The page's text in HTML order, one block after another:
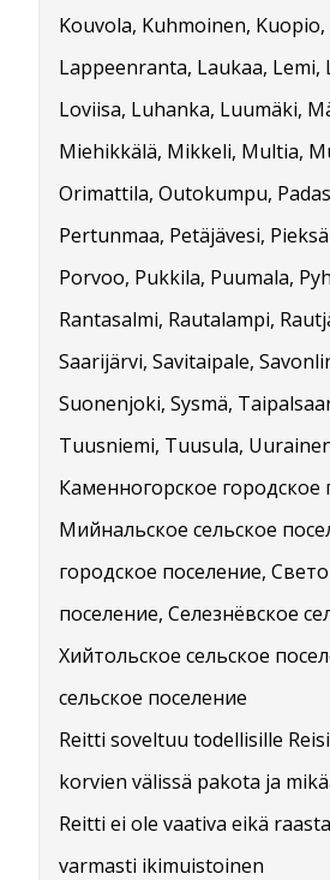
Kouvola, Kuhmoinen,
Lappeenranta, Laukaa, Lemi,
Loviisa, Luhanka, Luumäki,
Miehikkälä, Mikkeli, Multia,
Orimattila, Outokumpu,
Pertunmaa, Petäjävesi,
Porvoo, Pukkila, Puumala,
Rantasalmi, Rautalampi,
Saarijärvi, Savitaipale,
Suonenjoki, Sysmä,
Tuusniemi, Tuusula,
Каменногорское городское
Мийнальское сельское
городское поселение,
поселение, Селезнёвское
Хийтольское сельское
сельское поселение
Reitti soveltuu todellisille
korvien välissä pakota ja
Reitti ei ole vaativa eikä
varmasti ikimuistoinen